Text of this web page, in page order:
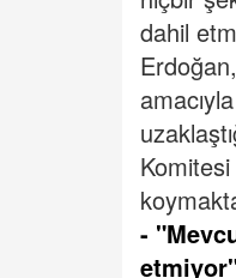
dahil
-